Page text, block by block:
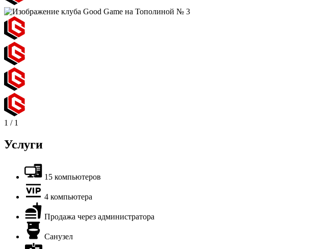
1 / 1
Услуги
15 компьютеров
4 компьютера
Продажа через администратора
Санузел